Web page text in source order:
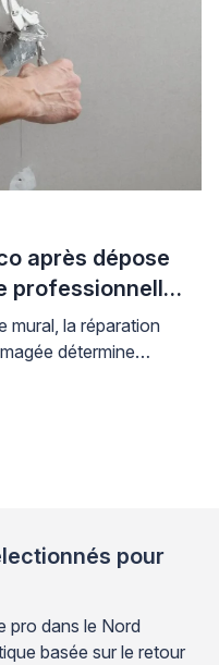
après dépose
professionnelle
mural, la réparation
détermine
de votre nouvelle
pour
pro dans le Nord
basée sur le retour